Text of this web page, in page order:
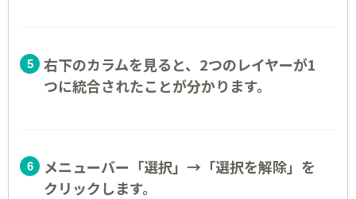
右下のカラムを見ると、2つのレイヤーが1
つに統合されたことが分かります。
メニューバー「選択」→「選択を解除」を
クリックします。